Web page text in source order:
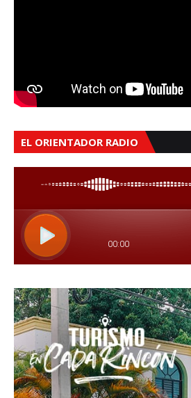
EL ORIENTADOR RADIO